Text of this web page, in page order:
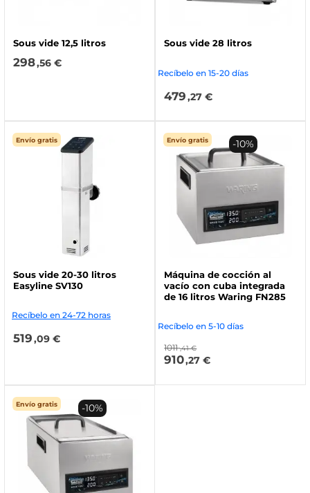
Sous vide 12,5 litros
298,56 €
Sous vide 28 litros
Recíbelo en 15-20 días
479,27 €
Envío gratis
Sous vide 20-30 litros
Easyline SV130
Recíbelo en 24-72 horas
519,09 €
Envío gratis
Máquina de cocción al
vacío con cuba integrada
de 16 litros Waring FN285
Recíbelo en 5-10 días
1011 ,41 €
910,27 €
-10%
Envío gratis -10%